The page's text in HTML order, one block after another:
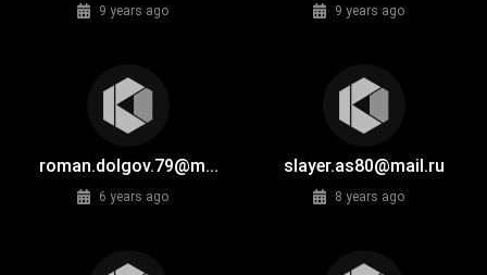
9 years ago 9 years ago
roman.dolgov.79@m...
6 years ago
slayer.as80@mail.ru
8 years ago